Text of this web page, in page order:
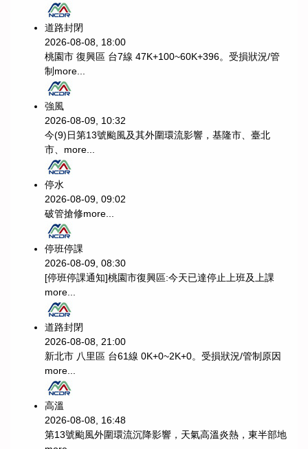
道路封閉
2026-08-08, 18:00
桃園市 復興區 台7線 47K+100~60K+396。受損狀況/管
制 more...
強風
2026-08-09, 10:32
今(9)日第13號颱風及其外圍環流影響，基隆市、臺北
市、 more...
停水
2026-08-09, 09:02
破管搶修more...
停班停課
2026-08-09, 08:30
[停班停課通知]桃園市復興區:今天已達停止上班及上課
more...
道路封閉
2026-08-08, 21:00
新北市 八里區 台61線 0K+0~2K+0。受損狀況/管制原因
more...
高溫
2026-08-08, 16:48
第13號颱風外圍環流沉降影響，天氣高溫炎熱，東半部地